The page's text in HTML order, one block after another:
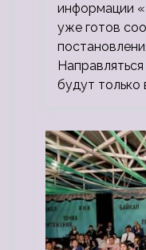
информации
уже готов
будут только